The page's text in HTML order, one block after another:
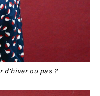
d’hiver ou pas ?